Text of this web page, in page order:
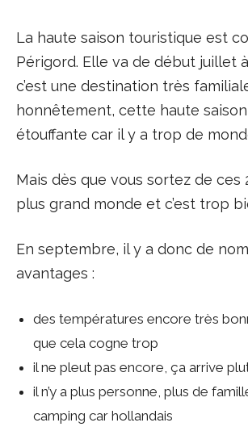
La haute saison touristique est
Périgord. Elle va de début juillet
c’est une destination très
honnêtement, cette haute
étouffante car il y a trop de
Mais dès que vous sortez de ces
plus grand monde et c’est trop
En septembre, il y a donc de
avantages :
des températures encore très
que cela cogne trop
il ne pleut pas encore, ça arrive
il n’y a plus personne, plus de
camping car hollandais